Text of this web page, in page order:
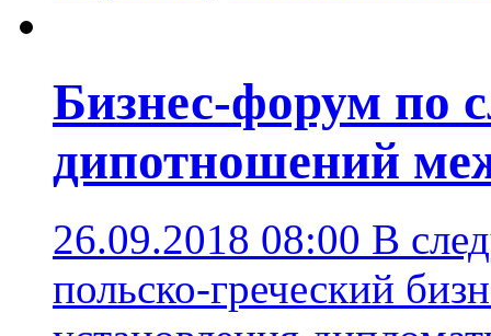
Бизнес-форум по
дипотношений
26.09.2018 08:00 В
польско-греческий